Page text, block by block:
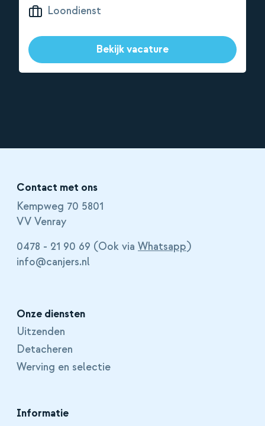
Loondienst
Bekijk vacature
Contact met ons
Kempweg 70 5801
VV Venray
0478 - 21 90 69 (Ook via Whatsapp)
info@canjers.nl
Onze diensten
Uitzenden
Detacheren
Werving en selectie
Informatie